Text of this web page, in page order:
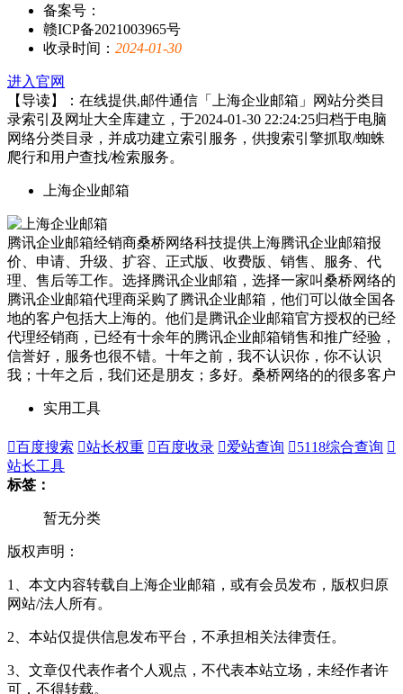
备案号：
赣ICP备2021003965号
收录时间： 2024-01-30
进入官网
【导读】：在线提供,邮件通信「上海企业邮箱」网站分类目
录索引及网址大全库建立，于2024-01-30 22:24:25归档于电脑
网络分类目录，并成功建立索引服务，供搜索引擎抓取/蜘蛛
爬行和用户查找/检索服务。
上海企业邮箱
腾讯企业邮箱经销商桑桥网络科技提供上海腾讯企业邮箱报
价、申请、升级、扩容、正式版、收费版、销售、服务、代
理、售后等工作。选择腾讯企业邮箱，选择一家叫桑桥网络的
腾讯企业邮箱代理商采购了腾讯企业邮箱，他们可以做全国各
地的客户包括大上海的。他们是腾讯企业邮箱官方授权的已经
代理经销商，已经有十余年的腾讯企业邮箱销售和推广经验，
信誉好，服务也很不错。十年之前，我不认识你，你不认识
我；十年之后，我们还是朋友；多好。桑桥网络的的很多客户
实用工具
百度搜索 站长权重 百度收录 爱站查询 5118综合查询 
站长工具
标签：
暂无分类
版权声明：
1、本文内容转载自上海企业邮箱，或有会员发布，版权归原
网站/法人所有。
2、本站仅提供信息发布平台，不承担相关法律责任。
3、文章仅代表作者个人观点，不代表本站立场，未经作者许
可，不得转载。